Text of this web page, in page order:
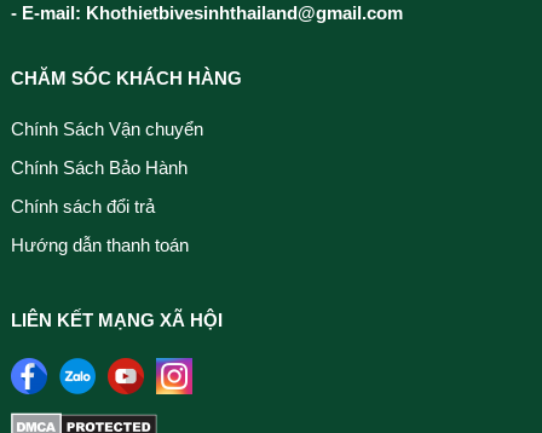
- E-mail: Khothietbivesinhthailand@gmail.com
CHĂM SÓC KHÁCH HÀNG
Chính Sách Vận chuyển
Chính Sách Bảo Hành
Chính sách đổi trả
Hướng dẫn thanh toán
LIÊN KẾT MẠNG XÃ HỘI